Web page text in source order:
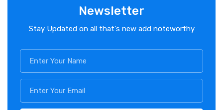
Newsletter
Stay Updated on all that's new add noteworthy